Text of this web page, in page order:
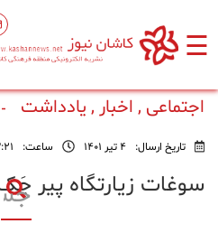
☰
اصلی
اجتماعی , اخبار , یادداشت
تاریخ ارسال: 4 تیر 1401 ساعت:
سوغات زیارتگاه پیر